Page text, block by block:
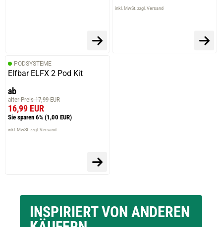
inkl. MwSt. zzgl. Versand
PODSYSTEME
Elfbar ELFX 2 Pod Kit
ab
alter Preis 17,99 EUR
16,99 EUR
Sie sparen 6% (1,00 EUR)
inkl. MwSt. zzgl. Versand
INSPIRIERT VON ANDEREN